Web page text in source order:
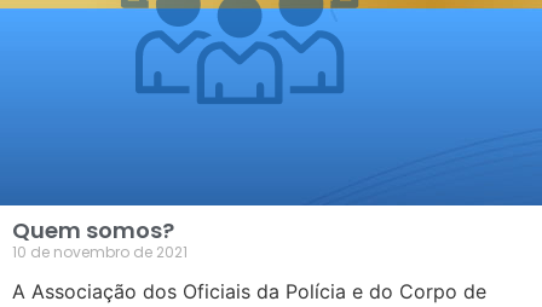
Quem somos?
10 de novembro de 2021
A Associação dos Oficiais da Polícia e do Corpo de